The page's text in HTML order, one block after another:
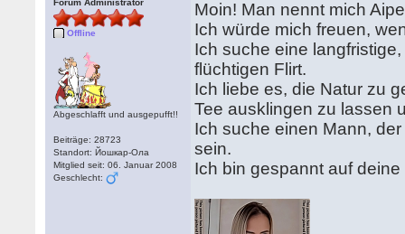
Forum Administrator
Offline
Abgeschlafft und ausgepufft!!
Beiträge: 28723
Standort: Йошкар-Ола
Mitglied seit: 06. Januar 2008
Geschlecht:
Moin! Man nennt mich
Ich würde mich freuen,
Ich suche eine
flüchtigen Flirt.
Ich liebe es, die Natur zu
Tee ausklingen zu lassen
Ich suche einen Mann,
sein.
Ich bin gespannt auf